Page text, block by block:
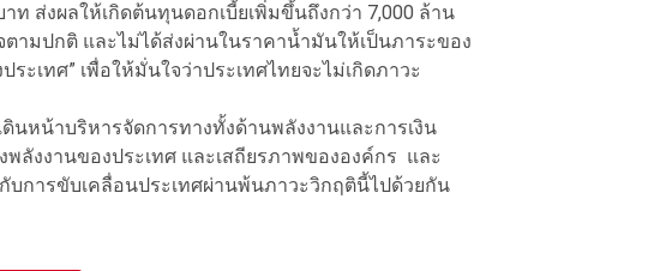
ส่งผลให้เกิดต้นทุนดอกเบี้ยเพิ่มขึ้นถึงกว่า 7,000 ล้าน
ามปกติ และไม่ได้ส่งผ่านในราคาน้ำมันให้เป็นภาระของ
ะเทศ” เพื่อให้มั่นใจว่าประเทศไทยจะไม่เกิดภาวะ
นหน้าบริหารจัดการทางทั้งด้านพลังงานและการเงิน
ลังงานของประเทศ และเสถียรภาพขององค์กร และ
การขับเคลื่อนประเทศผ่านพ้นภาวะวิกฤตินี้ไปด้วยกัน